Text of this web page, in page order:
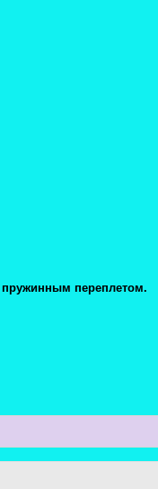
пружинным переплетом.